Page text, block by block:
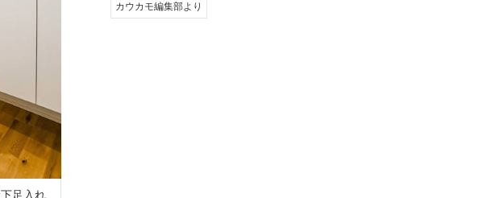
足入れ
カウカモ編集部より